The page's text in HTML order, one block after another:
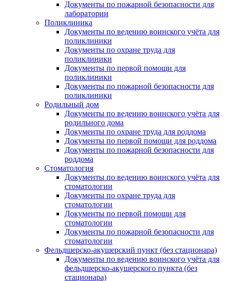
Документы по пожарной безопасности для
лаборатории
Поликлиника
Документы по ведению воинского учёта для
поликлиники
Документы по охране труда для
поликлиники
Документы по первой помощи для
поликлиники
Документы по пожарной безопасности для
поликлиники
Родильный дом
Документы по ведению воинского учёта для
родильного дома
Документы по охране труда для роддома
Документы по первой помощи для роддома
Документы по пожарной безопасности для
роддома
Стоматология
Документы по ведению воинского учёта для
стоматологии
Документы по охране труда для
стоматологии
Документы по первой помощи для
стоматологии
Документы по пожарной безопасности для
стоматологии
Фельдшерско-акушерский пункт (без стационара)
Документы по ведению воинского учёта для
фельдшерско-акушерского пункта (без
стационара)